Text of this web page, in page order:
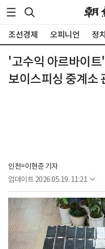
조선경제 오피니언 정치
'고수익 아르바이
보이스피싱 중계소
인천=이현준 기자
업데이트 2026.05.19. 11:21